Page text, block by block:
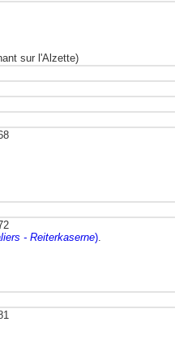
sur l'Alzette)
- Reiterkaserne).